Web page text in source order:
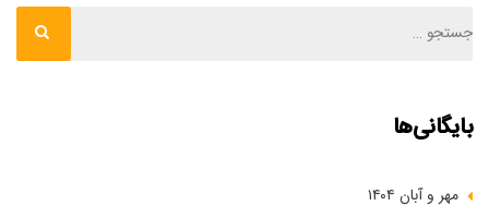
بایگانی‌ها
مهر و آبان ۱۴۰۴